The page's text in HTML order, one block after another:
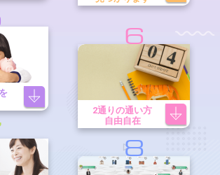
6
2通りの通い方
自由自在
8